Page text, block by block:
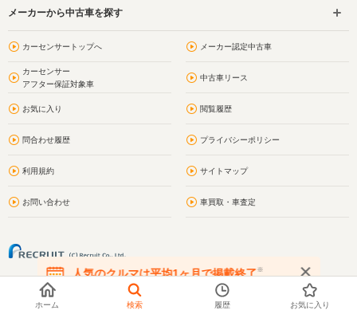
メーカーから中古車を探す
カーセンサートップへ メーカー認定中古車
カーセンサー
アフター保証対象車
中古車リース
お気に入り 閲覧履歴
問合わせ履歴 プライバシーポリシー
利用規約 サイトマップ
お問い合わせ 車買取・車査定
人気のクルマは平均1ヶ月で掲載終了※
在庫が無くなる前にお問い合わせください
ホーム 検索 履歴 お気に入り